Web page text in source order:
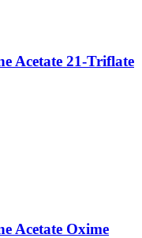
Acetate 21-Triflate
Acetate Oxime